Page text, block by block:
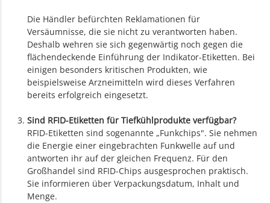
Die Händler befürchten Reklamationen für
Versäumnisse, die sie nicht zu verantworten haben.
Deshalb wehren sie sich gegenwärtig noch gegen die
flächendeckende Einführung der Indikator-Etiketten. Bei
einigen besonders kritischen Produkten, wie
beispielsweise Arzneimitteln wird dieses Verfahren
bereits erfolgreich eingesetzt.
Sind RFID-Etiketten für Tiefkühlprodukte verfügbar?
RFID-Etiketten sind sogenannte „Funkchips". Sie nehmen
die Energie einer eingebrachten Funkwelle auf und
antworten ihr auf der gleichen Frequenz. Für den
Großhandel sind RFID-Chips ausgesprochen praktisch.
Sie informieren über Verpackungsdatum, Inhalt und
Menge.